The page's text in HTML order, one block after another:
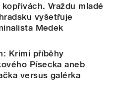
Vraždu mladé
vyšetřuje
Medek
Krimi příběhy
Písecka aneb
versus galérka